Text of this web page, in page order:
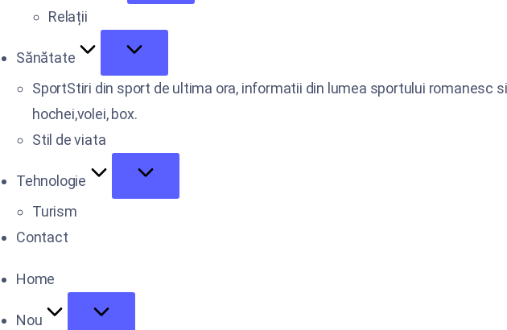
Relații
Sănătate
SportStiri din sport de ultima ora, informatii din lumea sportului
hochei,volei, box.
Stil de viata
Tehnologie
Turism
Contact
Home
Nou